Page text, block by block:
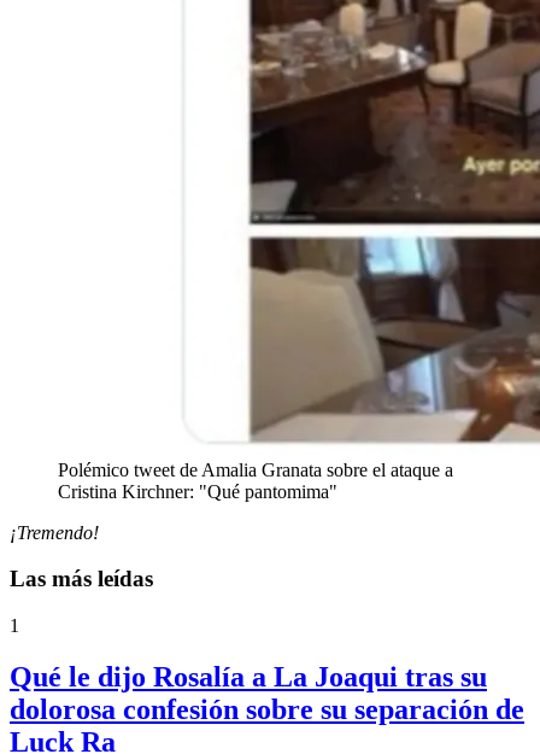
Polémico tweet de Amalia Granata sobre el ataque a
Cristina Kirchner: "Qué pantomima"
¡Tremendo!
Las más leídas
1
Qué le dijo Rosalía a La Joaqui tras su
dolorosa confesión sobre su separación de
Luck Ra